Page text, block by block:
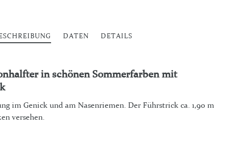
DATEN DETAILS
in schönen Sommerfarben mit
im Genick und am Nasenriemen. Der Führstrick ca. 1,90 m
versehen.